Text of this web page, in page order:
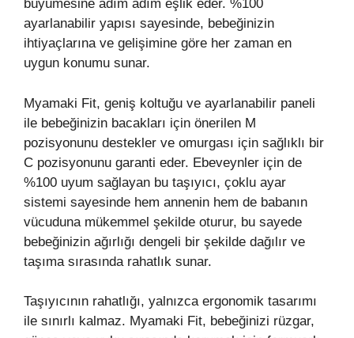
büyümesine adım adım eşlik eder. %100
ayarlanabilir yapısı sayesinde, bebeğinizin
ihtiyaçlarına ve gelişimine göre her zaman en
uygun konumu sunar.
Myamaki Fit, geniş koltuğu ve ayarlanabilir paneli
ile bebeğinizin bacakları için önerilen M
pozisyonunu destekler ve omurgası için sağlıklı bir
C pozisyonunu garanti eder. Ebeveynler için de
%100 uyum sağlayan bu taşıyıcı, çoklu ayar
sistemi sayesinde hem annenin hem de babanın
vücuduna mükemmel şekilde oturur, bu sayede
bebeğinizin ağırlığı dengeli bir şekilde dağılır ve
taşıma sırasında rahatlık sunar.
Taşıyıcının rahatlığı, yalnızca ergonomik tasarımı
ile sınırlı kalmaz. Myamaki Fit, bebeğinizi rüzgar,